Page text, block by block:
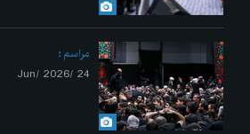
مراسم
24 /Jun/ 2026